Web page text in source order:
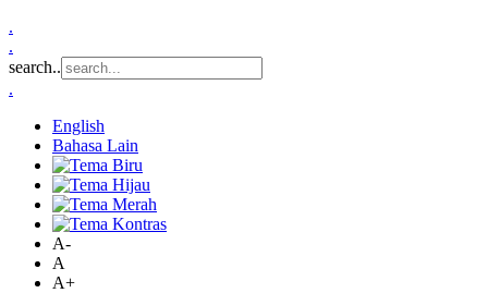
.
.
search..
.
English
Bahasa Lain
A-
A
A+